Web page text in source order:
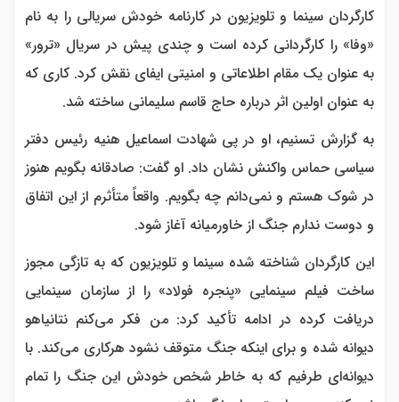
کارگردان سینما و تلویزیون در کارنامه خودش سریالی را به نام
«وفا» را کارگردانی کرده است و چندی پیش در سریال «ترور»
به عنوان یک مقام اطلاعاتی و امنیتی ایفای نقش کرد. کاری که
به عنوان اولین اثر درباره حاج قاسم سلیمانی ساخته شد.
به گزارش تسنیم، او در پی شهادت اسماعیل هنیه رئیس دفتر
سیاسی حماس واکنش نشان داد. او گفت: صادقانه بگویم هنوز
در شوک هستم و نمی‌دانم چه بگویم. واقعاً متأثرم از این اتفاق
و دوست ندارم جنگ از خاورمیانه آغاز شود.
این کارگردان شناخته شده سینما و تلویزیون که به تازگی مجوز
ساخت فیلم سینمایی «پنجره فولاد» را از سازمان سینمایی
دریافت کرده در ادامه تأکید کرد: من فکر می‌کنم نتانیاهو
دیوانه شده و برای اینکه جنگ متوقف نشود هرکاری می‌کند. با
دیوانه‌ای طرفیم که به خاطر شخص خودش این جنگ را تمام